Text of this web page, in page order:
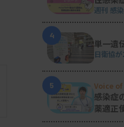
週刊 感
4
単一遺
日衛協
5
Voice
（藤田
遺伝子
感染症
薬適正
研究へ